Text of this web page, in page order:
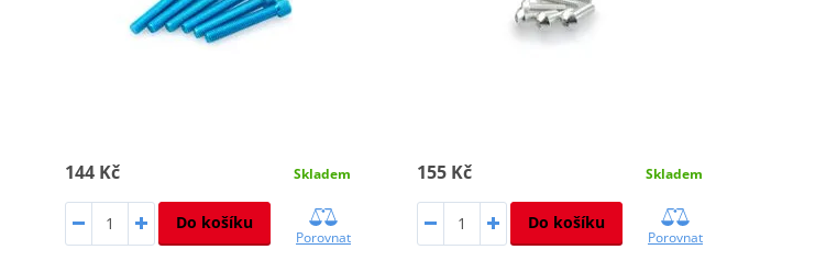
144 Kč Skladem
Do košíku
Porovnat
155 Kč Skladem
Do košíku
Porovnat